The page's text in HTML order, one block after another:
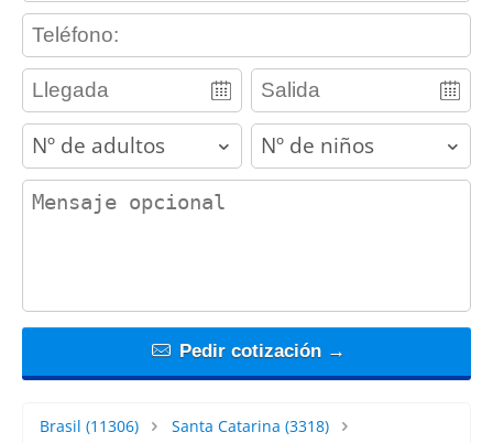
contact_phone
adults children
contact_message
Pedir cotización →
Brasil (11306) Santa Catarina (3318)